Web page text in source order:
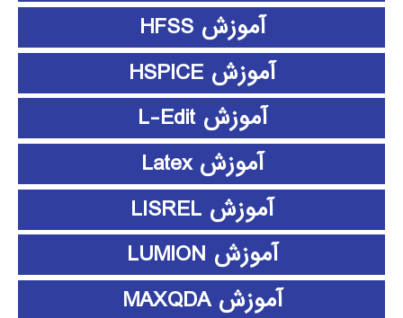
آموزش HFSS
آموزش HSPICE
آموزش L-Edit
آموزش Latex
آموزش LISREL
آموزش LUMION
آموزش MAXQDA